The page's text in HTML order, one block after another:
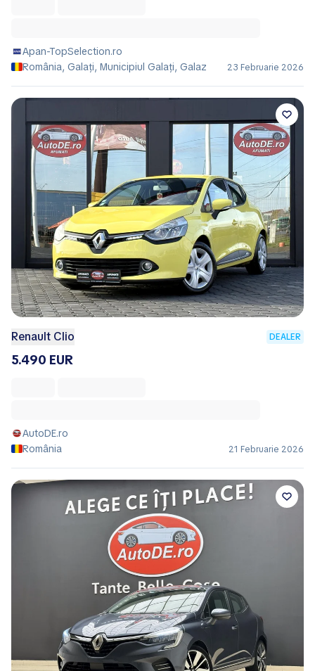
Apan-TopSelection.ro
România, Galați, Municipiul Galaţi, Galaz
23 Februarie 2026
Renault Clio DEALER
5.490 EUR
AutoDE.ro
România
21 Februarie 2026